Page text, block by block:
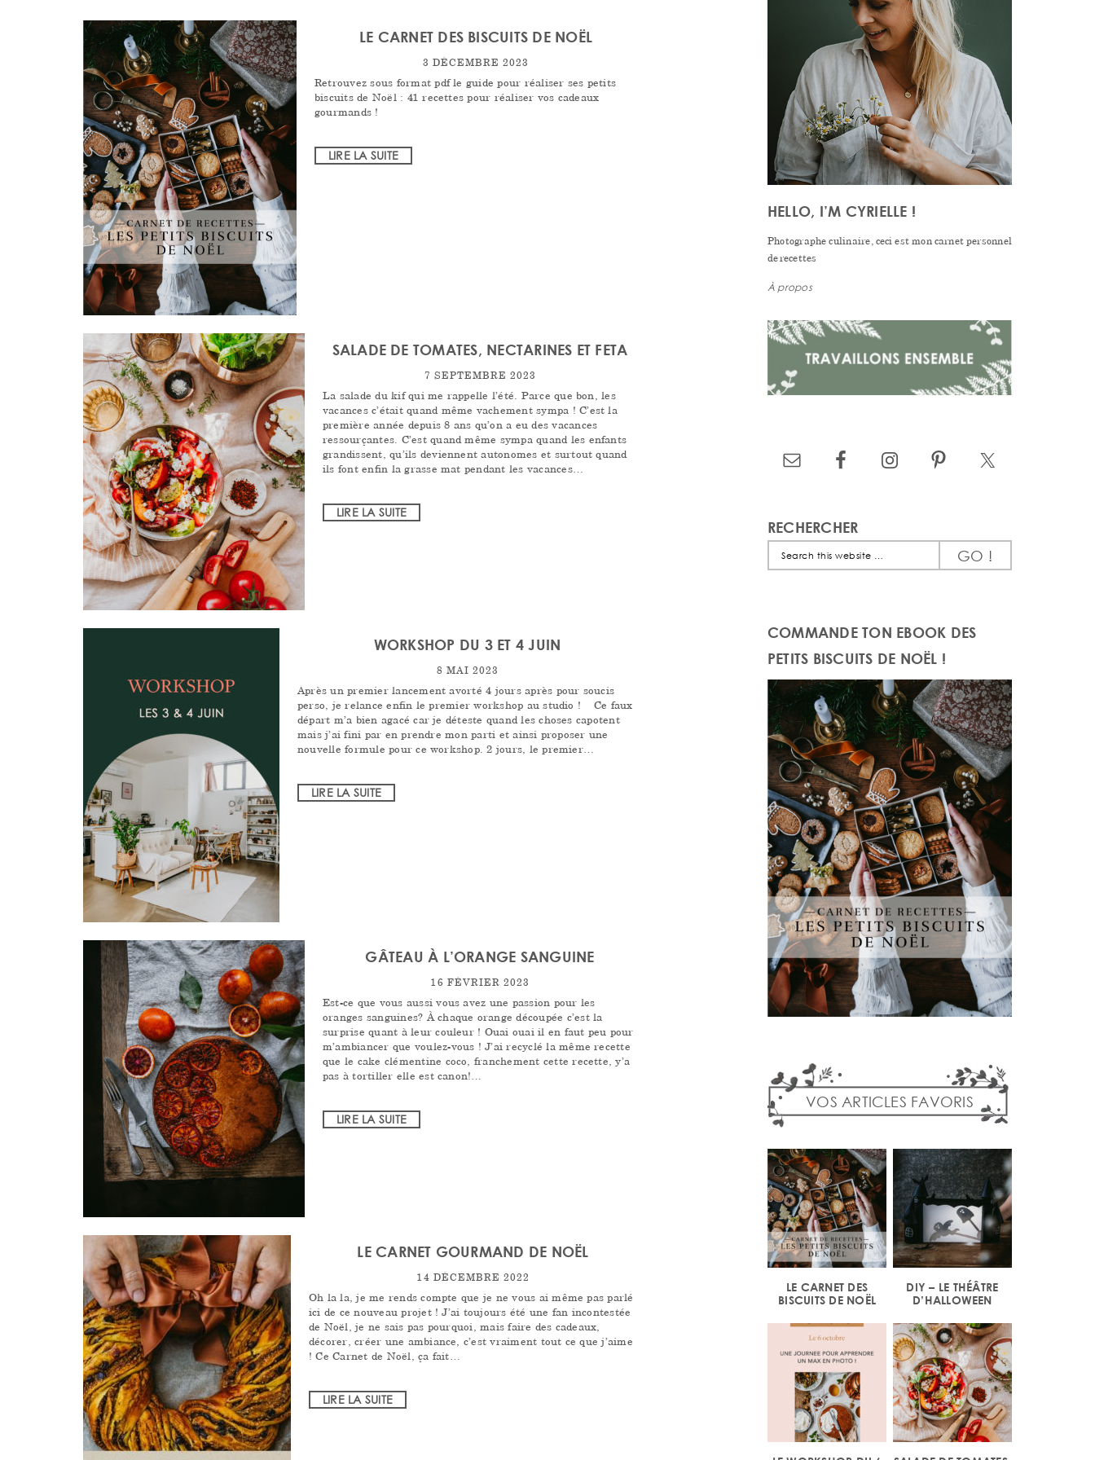
LE CARNET DES BISCUITS DE NOËL
3 DÉCEMBRE 2023
Retrouvez sous format pdf le guide pour réaliser ses petits
biscuits de Noël : 41 recettes pour réaliser vos cadeaux
gourmands !
LIRE LA SUITE
SALADE DE TOMATES, NECTARINES ET FETA
7 SEPTEMBRE 2023
La salade du kif qui me rappelle l’été. Parce que bon, les
vacances c’était quand même vachement sympa ! C’est la
première année depuis 8 ans qu’on a eu des vacances
ressourçantes. C’est quand même sympa quand les enfants
grandissent, qu’ils deviennent autonomes et surtout quand
ils font enfin la grasse mat pendant les vacances…
LIRE LA SUITE
WORKSHOP DU 3 ET 4 JUIN
8 MAI 2023
Après un premier lancement avorté 4 jours après pour soucis
perso, je relance enfin le premier workshop au studio ! Ce faux
départ m’a bien agacé car je déteste quand les choses capotent
mais j’ai fini par en prendre mon parti et ainsi proposer une
nouvelle formule pour ce workshop. 2 jours, le premier…
LIRE LA SUITE
GÂTEAU À L’ORANGE SANGUINE
16 FÉVRIER 2023
Est-ce que vous aussi vous avez une passion pour les
oranges sanguines? À chaque orange découpée c’est la
surprise quant à leur couleur ! Ouai ouai il en faut peu pour
m’ambiancer que voulez-vous ! J’ai recyclé la même recette
que le cake clémentine coco, franchement cette recette, y’a
pas à tortiller elle est canon!…
LIRE LA SUITE
LE CARNET GOURMAND DE NOËL
14 DÉCEMBRE 2022
Oh la la, je me rends compte que je ne vous ai même pas parlé
ici de ce nouveau projet ! J’ai toujours été une fan incontestée
de Noël, je ne sais pas pourquoi, mais faire des cadeaux,
décorer, créer une ambiance, c’est vraiment tout ce que j’aime
! Ce Carnet de Noël, ça fait…
LIRE LA SUITE
HELLO, I’M CYRIELLE !
Photographe culinaire, ceci est mon carnet personnel
de recettes
À propos
RECHERCHER
COMMANDE TON EBOOK DES
PETITS BISCUITS DE NOËL !
VOS ARTICLES FAVORIS
LE CARNET DES
BISCUITS DE NOËL
DIY – LE THÉÂTRE
D’HALLOWEEN